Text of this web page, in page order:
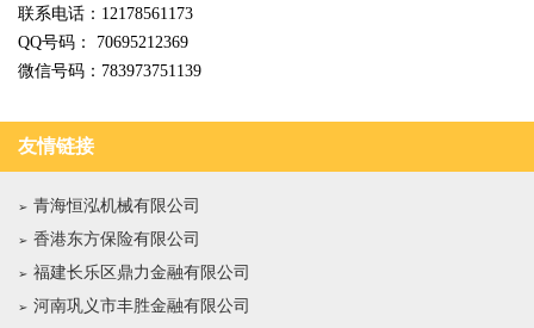
联系电话：12178561173
QQ号码： 70695212369
微信号码：783973751139
友情链接
青海恒泓机械有限公司
香港东方保险有限公司
福建长乐区鼎力金融有限公司
河南巩义市丰胜金融有限公司